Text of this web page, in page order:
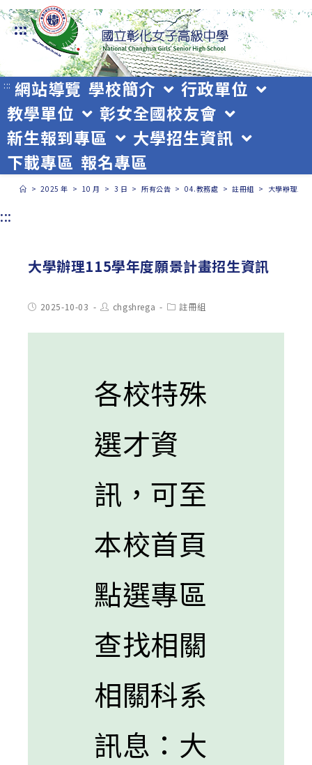
跳
轉
至
主
要
內
容
:::
::: 網站導覽 學校簡介
行政單位
教學單位
彰女全國校友會
新生報到專區
大學招生資訊
下載專區 報名專區
> 2025 年 > 10 月 > 3 日 > 所有公告 > 04.教務處 > 註冊組 > 大學辦理
:::
大學辦理115學年度願景計畫招生資訊
Post2025-10-03
Post
author:
chgshrega
Post註冊組
各校特殊
選才資
訊，可至
本校首頁
點選專區
查找相關
相關科系
訊息：大